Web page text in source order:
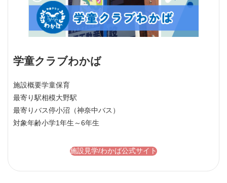
学童クラブわかば
施設概要学童保育
最寄り駅相模大野駅
最寄りバス停小沼（神奈中バス）
対象年齢小学1年生～6年生
施設見学/わかば公式サイト